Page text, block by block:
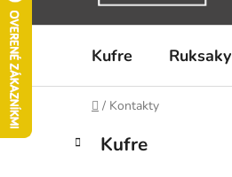
Kufre Ruksaky
Domov
/ Kontakty
BPreskočiť
kategórie
K
a
Kufre